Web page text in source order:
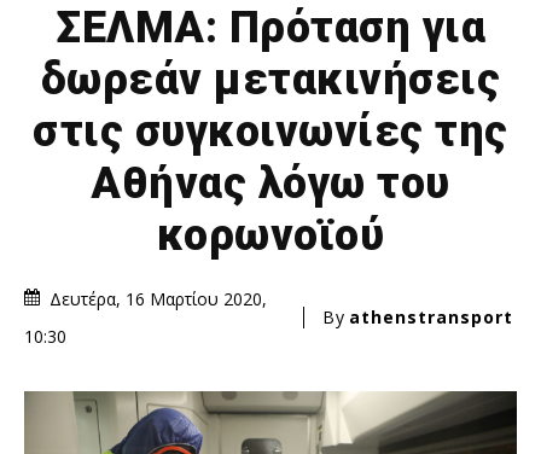
ΣΕΛΜΑ: Πρόταση για
δωρεάν μετακινήσεις
στις συγκοινωνίες της
Αθήνας λόγω του
κορωνοϊού
Δευτέρα, 16 Μαρτίου 2020,
10:30
By athenstransport